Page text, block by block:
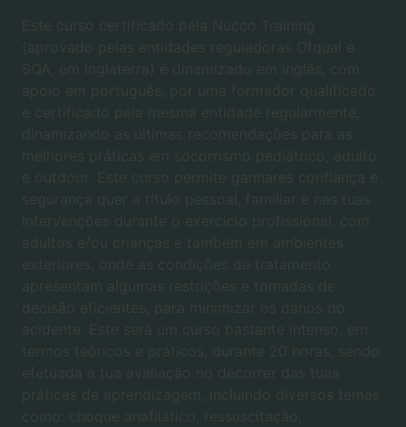
Este curso certificado pela Nucco Training
(aprovado pelas entidades reguladoras Ofqual e
SQA, em Inglaterra) é dinamizado em inglês, com
apoio em português, por uma formador qualificado
e certificado pela mesma entidade regularmente,
dinamizando as últimas recomendações para as
melhores práticas em socorrismo pediátrico, adulto
e outdoor. Este curso permite ganhares confiança e
segurança quer a título pessoal, familiar e nas tuas
intervenções durante o exercício profissional, com
adultos e/ou crianças e também em ambientes
exteriores, onde as condições de tratamento
apresentam algumas restrições e tomadas de
decisão eficientes, para minimizar os danos do
acidente. Este será um curso bastante intenso, em
termos teóricos e práticos, durante 20 horas, sendo
efetuada a tua avaliação no decorrer das tuas
práticas de aprendizagem, incluindo diversos temas
como: choque anafilático, ressuscitação,